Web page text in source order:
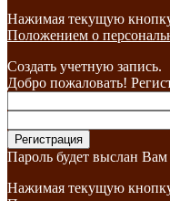
Нажимая текущую
Положением о
Создать учетную запись.
Добро пожаловать!
Пароль будет выслан
Нажимая текущую